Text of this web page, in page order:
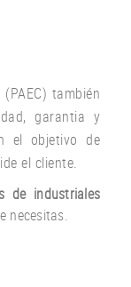
también
garantia y
el objetivo de
el cliente.
de industriales
necesitas.